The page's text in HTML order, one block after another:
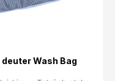
Wash Bag